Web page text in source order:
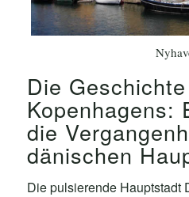
Die Geschichte
Kopenhagens:
die
dänischen
Die pulsierende Hauptstadt